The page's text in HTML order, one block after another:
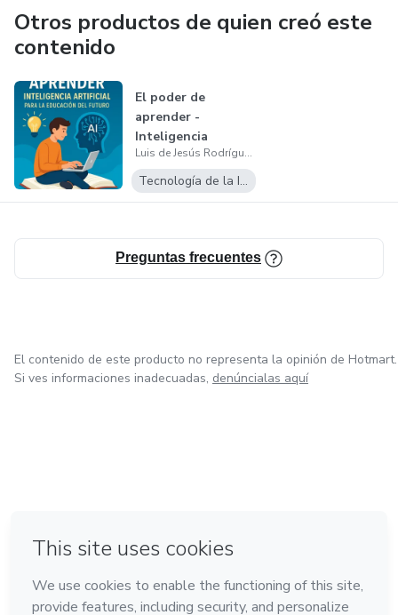
Otros productos de quien creó este
contenido
El poder de
aprender -
Inteligencia
artificial para la
educa...
Luis de Jesús Rodríguez Figueredo
Tecnología de la Información
Preguntas frecuentes
El contenido de este producto no representa la opinión de Hotmart.
Si ves informaciones inadecuadas, denúncialas aquí
Hecho con❤ en Ciudad de México